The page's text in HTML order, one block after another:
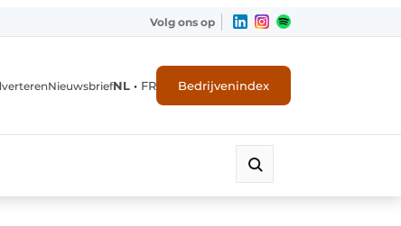
Volg ons op
NieuwsbriefNL • FR Bedrijvenindex